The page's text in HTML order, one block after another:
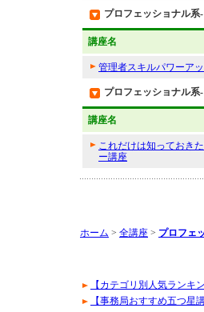
プロフェッショナル
講座名
管理者スキルパワーア
プロフェッショナル
講座名
これだけは知っておき
ー講座
ホーム > 全講座 > プロフェ
【カテゴリ別人気ランキ
【事務局おすすめ五つ星